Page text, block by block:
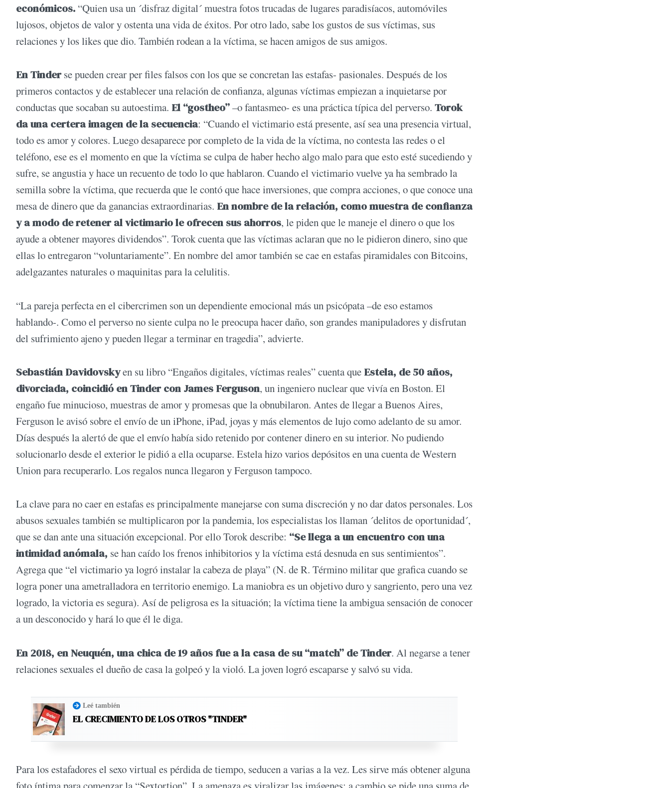
económicos. “Quien usa un ´disfraz digital´ muestra fotos trucadas de lugares paradisíacos, automóviles
lujosos, objetos de valor y ostenta una vida de éxitos. Por otro lado, sabe los gustos de sus víctimas, sus
relaciones y los likes que dio. También rodean a la víctima, se hacen amigos de sus amigos.
En Tinderse pueden crear per files falsos con los que se concretan las estafas- pasionales. Después de los
primeros contactos y de establecer una relación de confianza, algunas víctimas empiezan a inquietarse por
conductas que socaban su autoestima. El “gostheo”–o fantasmeo- es una práctica típica del perverso. Torok
da una certera imagen de la secuencia: “Cuando el victimario está presente, así sea una presencia virtual,
todo es amor y colores. Luego desaparece por completo de la vida de la víctima, no contesta las redes o el
teléfono, ese es el momento en que la víctima se culpa de haber hecho algo malo para que esto esté sucediendo y
sufre, se angustia y hace un recuento de todo lo que hablaron. Cuando el victimario vuelve ya ha sembrado la
semilla sobre la víctima, que recuerda que le contó que hace inversiones, que compra acciones, o que conoce una
mesa de dinero que da ganancias extraordinarias. En nombre de la relación, como muestra de confianza
y a modo de retener al victimario le ofrecen sus ahorros, le piden que le maneje el dinero o que los
ayude a obtener mayores dividendos”. Torok cuenta que las víctimas aclaran que no le pidieron dinero, sino que
ellas lo entregaron “voluntariamente”. En nombre del amor también se cae en estafas piramidales con Bitcoins,
adelgazantes naturales o maquinitas para la celulitis.
“La pareja perfecta en el cibercrimen son un dependiente emocional más un psicópata –de eso estamos
hablando-. Como el perverso no siente culpa no le preocupa hacer daño, son grandes manipuladores y disfrutan
del sufrimiento ajeno y pueden llegar a terminar en tragedia”, advierte.
Sebastián Davidovskyen su libro “Engaños digitales, víctimas reales” cuenta que Estela, de 50 años,
divorciada, coincidió en Tinder con James Ferguson, un ingeniero nuclear que vivía en Boston. El
engaño fue minucioso, muestras de amor y promesas que la obnubilaron. Antes de llegar a Buenos Aires,
Ferguson le avisó sobre el envío de un iPhone, iPad, joyas y más elementos de lujo como adelanto de su amor.
Días después la alertó de que el envío había sido retenido por contener dinero en su interior. No pudiendo
solucionarlo desde el exterior le pidió a ella ocuparse. Estela hizo varios depósitos en una cuenta de Western
Union para recuperarlo. Los regalos nunca llegaron y Ferguson tampoco.
La clave para no caer en estafas es principalmente manejarse con suma discreción y no dar datos personales. Los
abusos sexuales también se multiplicaron por la pandemia, los especialistas los llaman ´delitos de oportunidad´,
que se dan ante una situación excepcional. Por ello Torok describe: “Se llega a un encuentro con una
intimidad anómala, se han caído los frenos inhibitorios y la víctima está desnuda en sus sentimientos”.
Agrega que “el victimario ya logró instalar la cabeza de playa” (N. de R. Término militar que grafica cuando se
logra poner una ametralladora en territorio enemigo. La maniobra es un objetivo duro y sangriento, pero una vez
logrado, la victoria es segura). Así de peligrosa es la situación; la víctima tiene la ambigua sensación de conocer
a un desconocido y hará lo que él le diga.
En 2018, en Neuquén, una chica de 19 años fue a la casa de su “match” de Tinder. Al negarse a tener
relaciones sexuales el dueño de casa la golpeó y la violó. La joven logró escaparse y salvó su vida.
Leé también
EL CRECIMIENTO DE LOS OTROS "TINDER"
Para los estafadores el sexo virtual es pérdida de tiempo, seducen a varias a la vez. Les sirve más obtener alguna